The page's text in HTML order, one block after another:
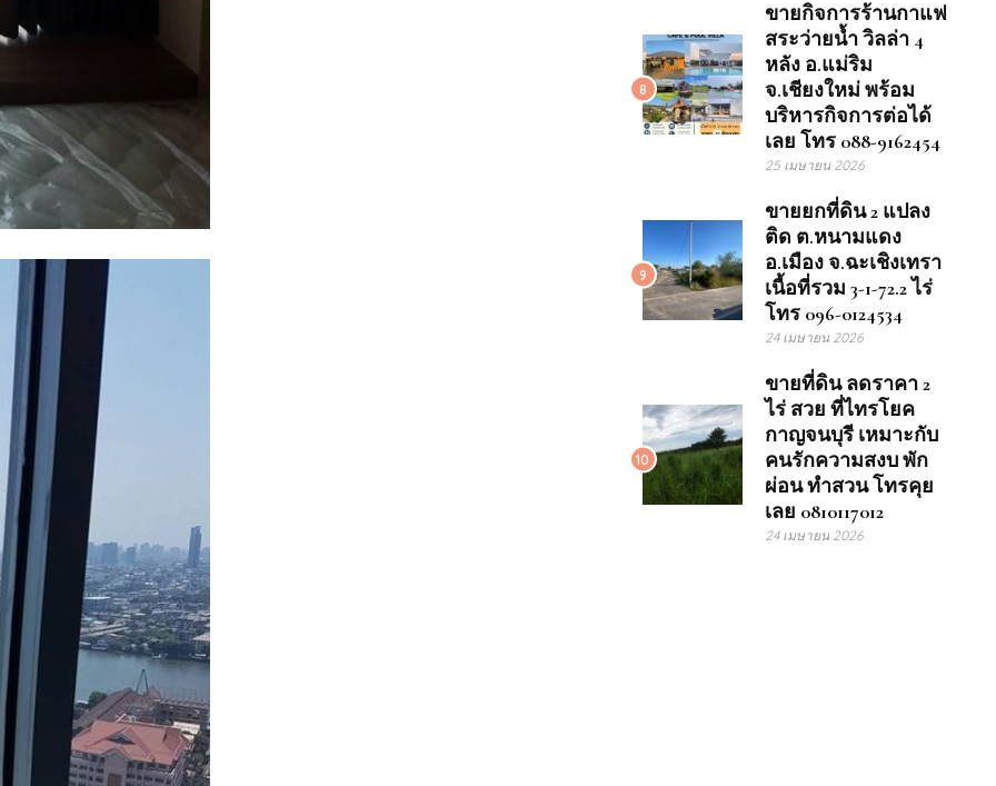
8
ขายกิจการร้านกาแฟ
สระว่ายน้ำ วิลล่า 4
หลัง อ.แม่ริม
จ.เชียงใหม่ พร้อม
บริหารกิจการต่อได้
เลย โทร 088-9162454
25 เมษายน 2026
9
ขายยกที่ดิน 2 แปลง
ติด ต.หนามแดง
อ.เมือง จ.ฉะเชิงเทรา
เนื้อที่รวม 3-1-72.2 ไร่
โทร 096-0124534
24 เมษายน 2026
10
ขายที่ดิน ลดราคา 2
ไร่ สวย ที่ไทรโยค
กาญจนบุรี เหมาะกับ
คนรักความสงบ พัก
ผ่อน ทำสวน โทรคุย
เลย 0810117012
24 เมษายน 2026